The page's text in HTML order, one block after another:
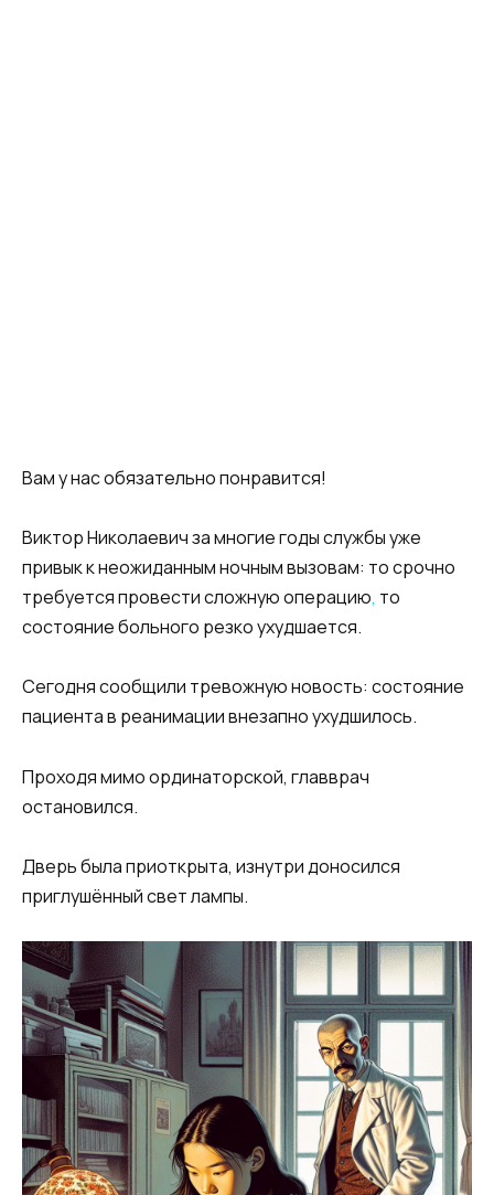
Вам у нас обязательно понравится!
Виктор Николаевич за многие годы службы уже
привык к неожиданным ночным вызовам: то срочно
требуется провести сложную операцию, то
состояние больного резко ухудшается.
Сегодня сообщили тревожную новость: состояние
пациента в реанимации внезапно ухудшилось.
Проходя мимо ординаторской, главврач
остановился.
Дверь была приоткрыта, изнутри доносился
приглушённый свет лампы.